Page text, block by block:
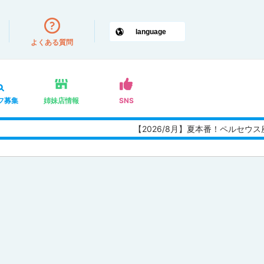
よくある質問
募集 姉妹店情報 SNS
【2026/8月】夏本番！ペルセウス